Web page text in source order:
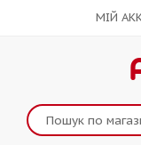
МІЙ